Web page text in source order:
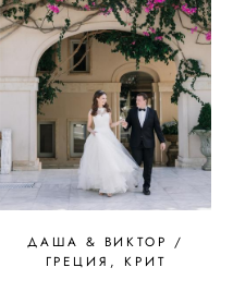
ДАША & ВИКТОР /
ГРЕЦИЯ, КРИТ